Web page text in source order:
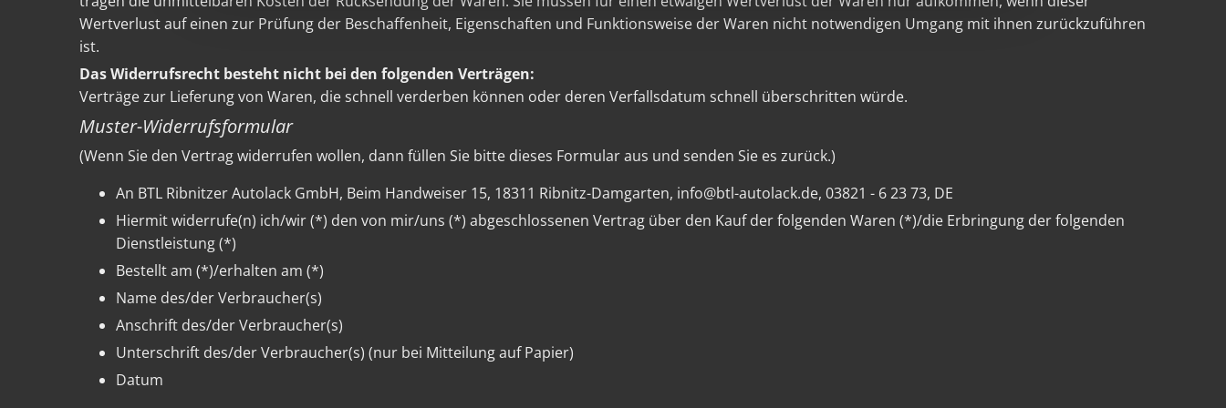
Wertverlust auf einen zur Prüfung der Beschaffenheit, Eigenschaften und Funktionsweise der Waren nicht notwendigen Umgang mit ihnen zurückzuführen
ist.
Das Widerrufsrecht besteht nicht bei den folgenden Verträgen:
Verträge zur Lieferung von Waren, die schnell verderben können oder deren Verfallsdatum schnell überschritten würde.
Muster-Widerrufsformular
(Wenn Sie den Vertrag widerrufen wollen, dann füllen Sie bitte dieses Formular aus und senden Sie es zurück.)
An BTL Ribnitzer Autolack GmbH, Beim Handweiser 15, 18311 Ribnitz-Damgarten, info@btl-autolack.de, 03821 - 6 23 73, DE
Hiermit widerrufe(n) ich/wir (*) den von mir/uns (*) abgeschlossenen Vertrag über den Kauf der folgenden Waren (*)/die Erbringung der folgenden
Dienstleistung (*)
Bestellt am (*)/erhalten am (*)
Name des/der Verbraucher(s)
Anschrift des/der Verbraucher(s)
Unterschrift des/der Verbraucher(s) (nur bei Mitteilung auf Papier)
Datum